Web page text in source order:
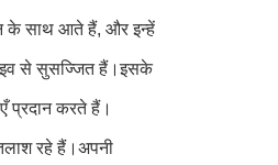
के साथ आते हैं, और इन्हें
से सुसज्जित हैं।इसके
प्रदान करते हैं।
रहे हैं।अपनी